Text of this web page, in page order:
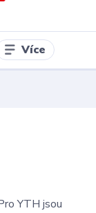
Více
YTH jsou